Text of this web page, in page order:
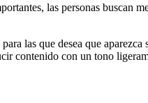
las personas buscan
las que desea que
contenido con un tono